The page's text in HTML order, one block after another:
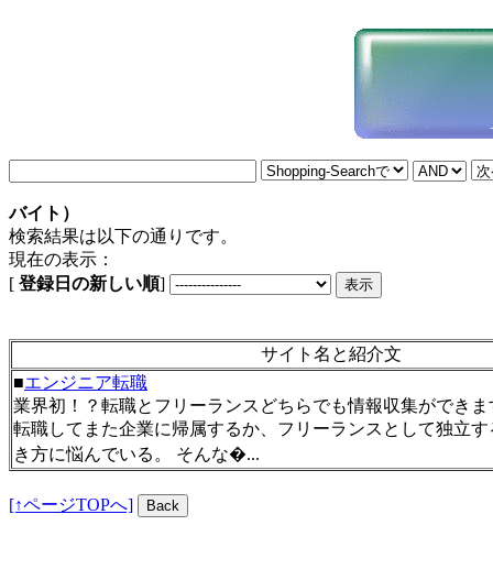
バイト）
検索結果は以下の通りです。
現在の表示：
[ 登録日の新しい順]
サイト名と紹介文
■エンジニア転職
業界初！？転職とフリーランスどちらでも情報収集ができま
転職してまた企業に帰属するか、フリーランスとして独立
き方に悩んでいる。 そんな�...
[↑ページTOPへ]